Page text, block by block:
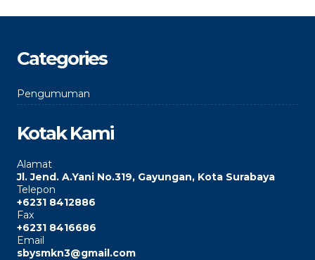
Categories
Pengumuman
Kotak Kami
Alamat
Jl. Jend. A.Yani No.319, Gayungan, Kota Surabaya
Telepon
+6231 8412886
Fax
+6231 8416686
Email
sbysmkn3@gmail.com